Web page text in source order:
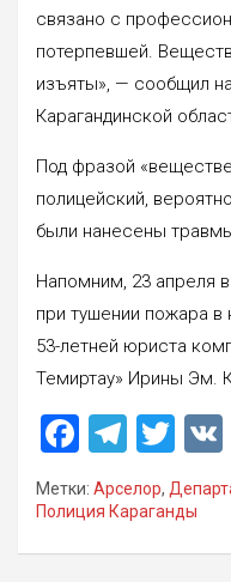
связано с
потерпевшей.
изъяты», — сообщил
Карагандинской
Под фразой
полицейский,
были нанесены
Напомним, 23 апреля
при тушении пожара в
53-летней юриста
Темиртау» Ирины Эм.
F
a
ce
b
T
e
gr
T
wi
tt
er
Метки: Арселор,
Полиция Караганды